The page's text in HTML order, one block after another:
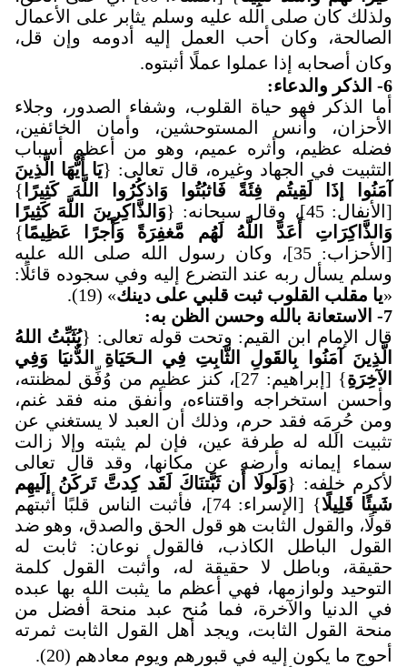
ولذلك كان صلى الله عليه وسلم يثابر على الأعمال
الصالحة، وكان أحب العمل إليه أدومه وإن قل،
وكان أصحابه إذا عملوا عملًا أثبتوه.
6- الذكر والدعاء
:
أما الذكر فهو حياة القلوب، وشفاء الصدور، وجلاء
الأحزان، وأنس المستوحشين، وأمان الخائفين،
فضله عظيم، وأثره عميم، وهو من أعظم أسباب
التثبيت في الجهاد وغيره، قال تعالى: {يَا أَيٌّهَا الَّذِينَ
آمَنُوا إذَا لَقِيتُم فِئَةً فَاثبُتُوا وَاذكُرُوا اللَّهَ كَثِيرًا }
[الأنفال: 45]، وقال سبحانه: {
وَالذَّاكِرِينَ اللَّهَ كَثِيرًا
وَالذَّاكِرَاتِ أَعَدَّ اللَّهُ لَهُم مَّغفِرَةً وَأَجرًا عَظِيمًا}
[الأحزاب: 35]، وكان رسول الله صلى الله عليه
وسلم يسأل ربه عند التضرع إليه وفي سجوده قائلًا:
«يا مقلب القلوب ثبت قلبي على دينك» (19).
7- الاستعانة بالله وحسن الظن به
:
قال الإمام ابن القيم: وتحت قوله تعالى: {يُثَبِّتُ اللهُ
الَّذِينَ آمَنُوا بِالقَولِ الثَّابِتِ فِي الـحَيَاةِ الدٌّنيَا وَفِي
الآخِرَةِ
} [إبراهيم: 27]، كنز عظيم من وُفِّق لمظنته،
وأحسن استخراجه واقتناءه، وأنفق منه فقد غنم،
ومن حُرِمَه فقد حرم، وذلك أن العبد لا يستغني عن
تثبيت الله له طرفة عين، فإن لم يثبته وإلا زالت
سماء إيمانه وأرضه عن مكانها، وقد قال تعالى
لأكرم خلفه: {وَلَولَا أَن ثَبَّتنَاكَ لَقَد كِدتَّ تَركَنُ إلَيهِم
شَيئًا قَلِيلًا
} [الإسراء: 74]، فأثبت الناس قلبًا أثبتهم
قولًا، والقول الثابت هو قول الحق والصدق، وهو ضد
القول الباطل الكاذب، فالقول نوعان: ثابت له
حقيقة، وباطل لا حقيقة له، وأثبت القول كلمة
التوحيد ولوازمها، فهي أعظم ما يثبت الله بها عبده
في الدنيا والآخرة، فما مُنح عبد منحة أفضل من
منحة القول الثابت، ويجد أهل القول الثابت ثمرته
أحوج ما يكون إليه في قبورهم ويوم معادهم (20).